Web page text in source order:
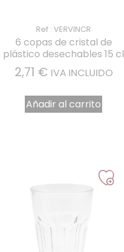
Ref : VERVINCR
6 copas de cristal de
plástico desechables 15 cl
2,71 € IVA INCLUIDO
Añadir al carrito